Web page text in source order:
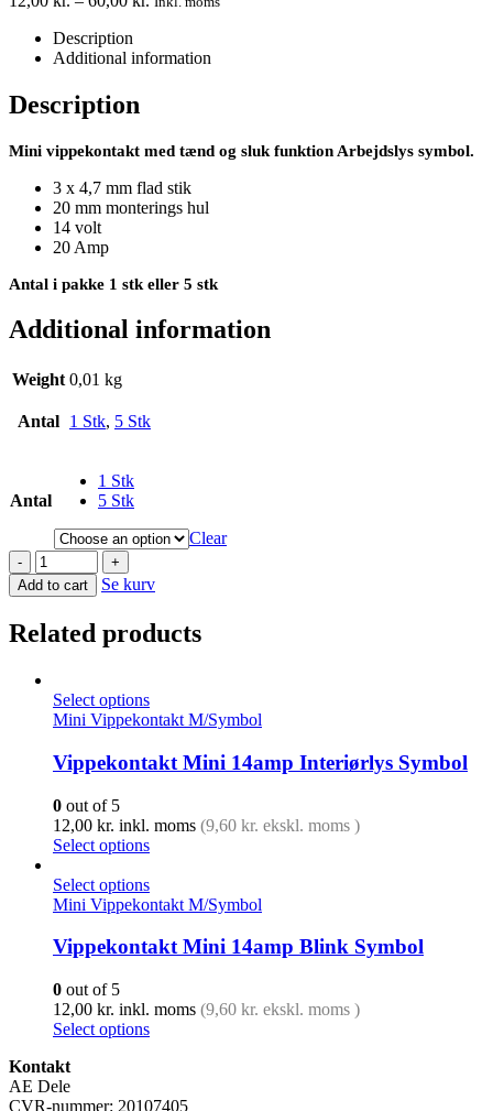
Description
Additional information
Description
Mini vippekontakt med tænd og sluk funktion Arbejdslys symbol.
3 x 4,7 mm flad stik
20 mm monterings hul
14 volt
20 Amp
Antal i pakke 1 stk eller 5 stk
Additional information
Weight 0,01 kg
Antal 1 Stk, 5 Stk
Antal
1 Stk
5 Stk
Clear
-
+
Add to cart
Se kurv
Related products
Select options
Mini Vippekontakt M/Symbol
Vippekontakt Mini 14amp Interiørlys Symbol
0 out of 5
12,00 kr. inkl. moms (9,60 kr. ekskl. moms )
Select options
Select options
Mini Vippekontakt M/Symbol
Vippekontakt Mini 14amp Blink Symbol
0 out of 5
12,00 kr. inkl. moms (9,60 kr. ekskl. moms )
Select options
Kontakt
AE Dele
CVR-nummer: 20107405